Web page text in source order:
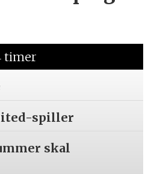
timer
spiller
skal